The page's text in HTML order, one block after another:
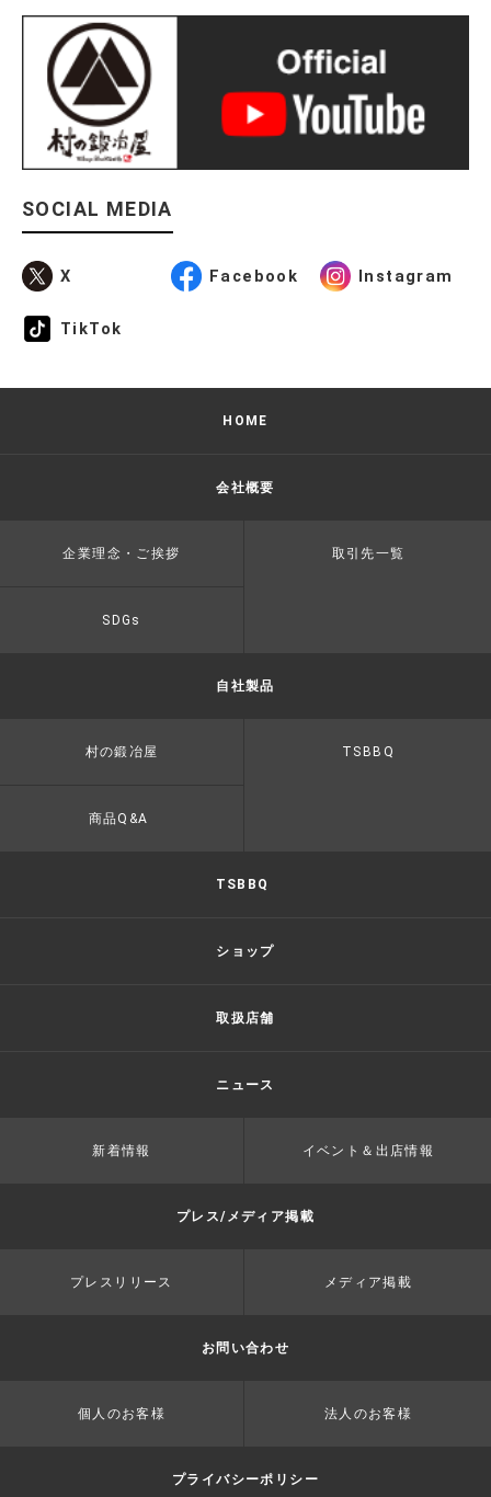
SOCIAL MEDIA
X Facebook Instagram
TikTok
HOME
会社概要
企業理念・ご挨拶 取引先一覧
SDGs
自社製品
村の鍛冶屋 TSBBQ
商品Q&A
TSBBQ
ショップ
取扱店舗
ニュース
新着情報 イベント＆出店情報
プレス/メディア掲載
プレスリリース メディア掲載
お問い合わせ
個人のお客様 法人のお客様
プライバシーポリシー